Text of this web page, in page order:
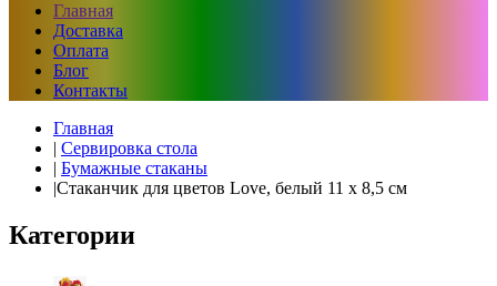
Главная
Доставка
Оплата
Блог
Контакты
Главная
| Сервировка стола
| Бумажные стаканы
|Стаканчик для цветов Love, белый 11 х 8,5 см
Категории